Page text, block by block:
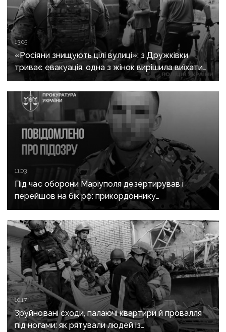
13:05
«Росіяни знищують цілі вулиці»: з Дружківки
триває евакуація, одна з жінок вирішила виїхати
після загибелі чоловіка
11:03
Під час оборони Маріуполя дезертирував і
перейшов на бік рф: прикордоннику
з «Азовсталі» повідомили про підозру
10:17
Зруйновані сходи, палаючі квартири й провалля
під ногами: як рятували людей із